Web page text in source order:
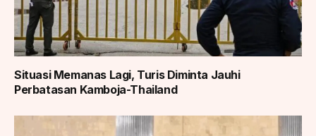
Situasi Memanas Lagi, Turis Diminta Jauhi
Perbatasan Kamboja-Thailand